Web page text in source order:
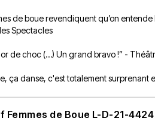
de boue revendiquent qu’on
Spectacles
de choc (…) Un grand bravo !” -
ça danse, c'est totalement surprenant
Femmes de Boue L-D-21-4424